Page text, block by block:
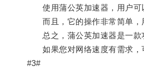
使用蒲公英加速器，用户可
而且，它的操作非常简单，
总之，蒲公英加速器是一款功
如果您对网络速度有需求，
#3#